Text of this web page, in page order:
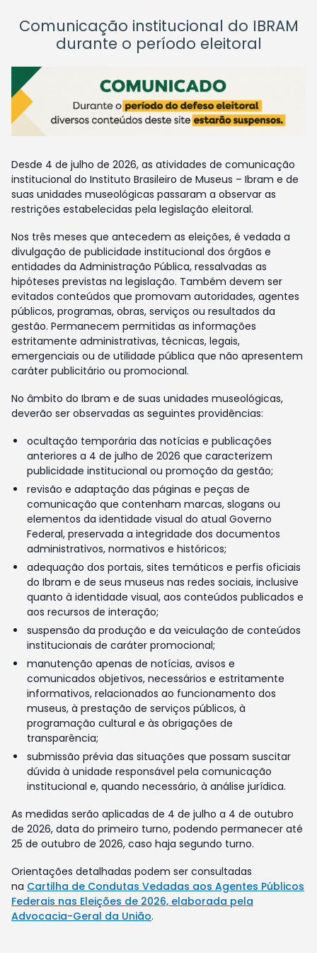
Comunicação institucional do IBRAM
durante o período eleitoral
Desde 4 de julho de 2026, as atividades de comunicação
institucional do Instituto Brasileiro de Museus – Ibram e de
suas unidades museológicas passaram a observar as
restrições estabelecidas pela legislação eleitoral.
Nos três meses que antecedem as eleições, é vedada a
divulgação de publicidade institucional dos órgãos e
entidades da Administração Pública, ressalvadas as
hipóteses previstas na legislação. Também devem ser
evitados conteúdos que promovam autoridades, agentes
públicos, programas, obras, serviços ou resultados da
gestão. Permanecem permitidas as informações
estritamente administrativas, técnicas, legais,
emergenciais ou de utilidade pública que não apresentem
caráter publicitário ou promocional.
No âmbito do Ibram e de suas unidades museológicas,
deverão ser observadas as seguintes providências:
ocultação temporária das notícias e publicações
anteriores a 4 de julho de 2026 que caracterizem
publicidade institucional ou promoção da gestão;
revisão e adaptação das páginas e peças de
comunicação que contenham marcas, slogans ou
elementos da identidade visual do atual Governo
Federal, preservada a integridade dos documentos
administrativos, normativos e históricos;
adequação dos portais, sites temáticos e perfis oficiais
do Ibram e de seus museus nas redes sociais, inclusive
quanto à identidade visual, aos conteúdos publicados e
aos recursos de interação;
suspensão da produção e da veiculação de conteúdos
institucionais de caráter promocional;
manutenção apenas de notícias, avisos e
comunicados objetivos, necessários e estritamente
informativos, relacionados ao funcionamento dos
museus, à prestação de serviços públicos, à
programação cultural e às obrigações de
transparência;
submissão prévia das situações que possam suscitar
dúvida à unidade responsável pela comunicação
institucional e, quando necessário, à análise jurídica.
As medidas serão aplicadas de 4 de julho a 4 de outubro
de 2026, data do primeiro turno, podendo permanecer até
25 de outubro de 2026, caso haja segundo turno.
Orientações detalhadas podem ser consultadas
na Cartilha de Condutas Vedadas aos Agentes Públicos
Federais nas Eleições de 2026, elaborada pela
Advocacia-Geral da União.